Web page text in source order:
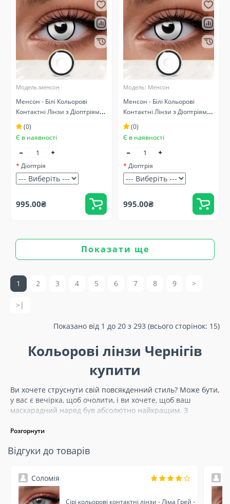
Модель:менсон
Менсон - Білі Кольорові
Контактні Лінзи з Діоптріями
( Оптичні ) Крейзі/Косплей
(0)
Є в наявності
Діоптрія
995.00₴
Модель: Менсон
Менсон - Білі Кольорові
Контактні Лінзи з Діоптріями
( Оптичні ) Крейзі/Косплей -
Карнавальні
(0)
Є в наявності
Діоптрія
995.00₴
Показати ще
1 2 3 4 5 6 7 8 9 >
>|
Показано від 1 до 20 з 293 (всього сторінок: 15)
Кольорові лінзи Чернігів
купити
Ви хочете струснути свій повсякденний стиль? Може бути,
у вас є вечірка, щоб очолити, і ви хочете, щоб ваш
маскарадний наряд був абсолютно найкращим. З
впевнені, що у вас будуть самі приголомшливі аксесуари
нескінченних різних стилів, ви обов'язково зможете
персонажа або стилю. Всі ваші друзі напевно будуть
питати вас, де ви отримали свої нові контактні лінзи, так
що будьте першим, щоб почати це фанкі захоплення.
Розгорнути
Відгуки до товарів
Соломія
Сірі кольорові контактні лінзи - Ліма Грей -